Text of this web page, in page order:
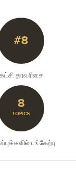
#8
கட்சி தரவரிசை
8
TOPICS
பங்கேற்பு